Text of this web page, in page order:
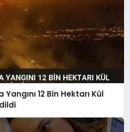
12 Bin Hektarı Kül